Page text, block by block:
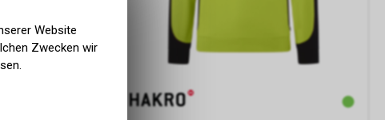
Website
Zwecken wir